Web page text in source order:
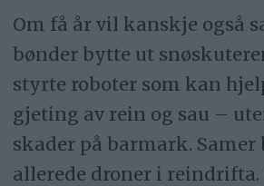
Om få år vil kanskje også
bønder bytte ut
styrte roboter som kan
gjeting av rein og sau –
skader på barmark. Samer
allerede droner i reindrifta.